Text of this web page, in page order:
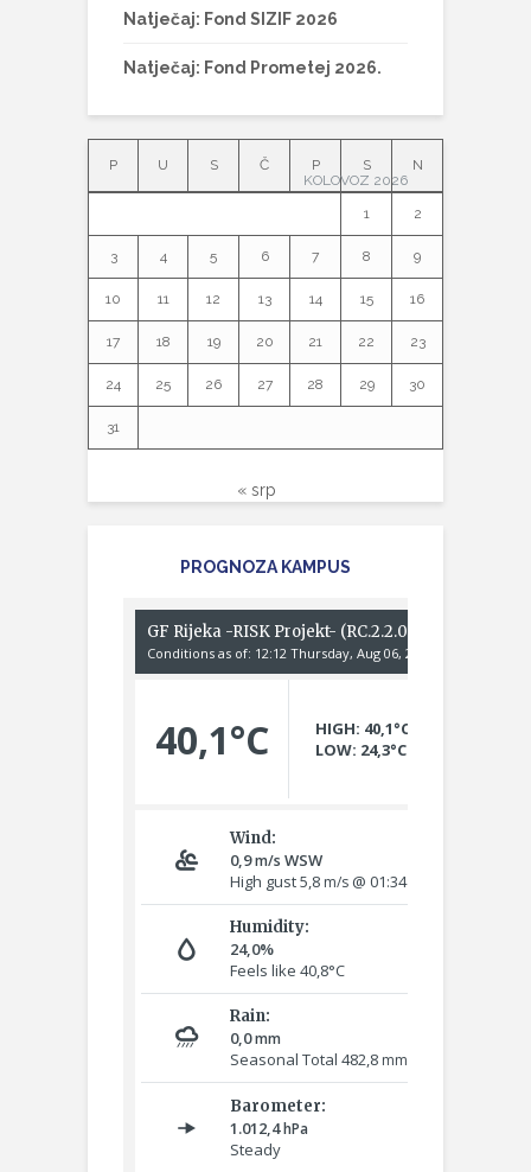
Natječaj: Fond SIZIF 2026
Natječaj: Fond Prometej 2026.
KOLOVOZ 2026
P U S Č P S N
1 2
3 4 5 6 7 8 9
10 11 12 13 14 15 16
17 18 19 20 21 22 23
24 25 26 27 28 29 30
31
« srp
PROGNOZA KAMPUS